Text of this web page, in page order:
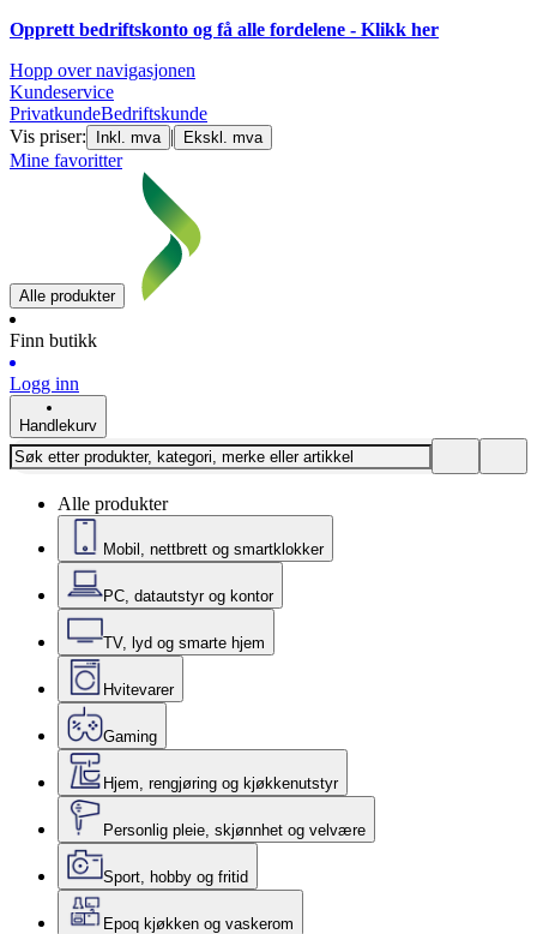
Opprett bedriftskonto og få alle fordelene - Klikk her
Hopp over navigasjonen
Kundeservice
PrivatkundeBedriftskunde
Vis priser:
Inkl. mva | Ekskl. mva
Mine favoritter
Alle produkter
Finn butikk
Logg inn
Handlekurv
Alle produkter
Mobil, nettbrett og smartklokker
PC, datautstyr og kontor
TV, lyd og smarte hjem
Hvitevarer
Gaming
Hjem, rengjøring og kjøkkenutstyr
Personlig pleie, skjønnhet og velvære
Sport, hobby og fritid
Epoq kjøkken og vaskerom